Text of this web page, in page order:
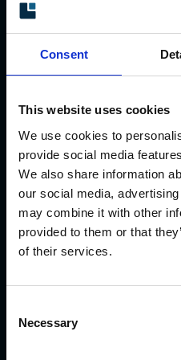
Consent
This website uses cookies
We use cookies to
provide social media
We also share information
our social media,
may combine it with other
provided to them or that
of their services.
Selection
Necessary
productos en 48 horas.
Descargas
En la sección de
con datos técnicos,
manuales, software y
Descargas
Garantía y